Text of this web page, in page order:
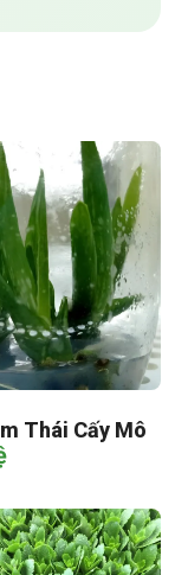
Thái Cấy Mô